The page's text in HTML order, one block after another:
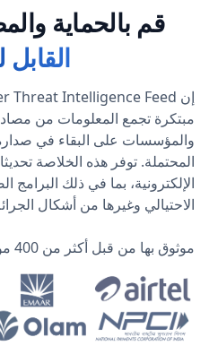
قم بالحماية
القابل
مبتكرة تجمع المعلومات من
والمؤسسات على البقاء في صدارة
المحتملة. توفر هذه الخلاصة
الإلكترونية، بما في ذلك البرامج
الاحتيالي وغيرها من أشكال
موثوق بها من قبل أكثر من 400 مؤسسة رائدة